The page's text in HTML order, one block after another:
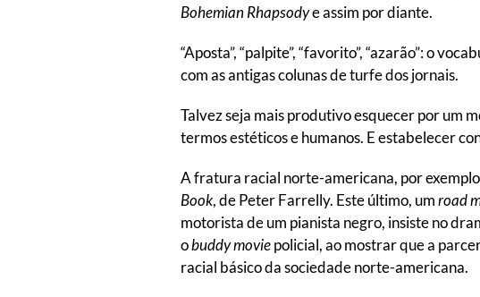
Bohemian Rhapsodye assim por diante.
“Aposta”, “palpite”, “favorito”, “azarão”: o
com as antigas colunas de turfe dos jornais.
Talvez seja mais produtivo esquecer por um
termos estéticos e humanos. E estabelecer
A fratura racial norte-americana, por
Book, de Peter Farrelly. Este último, umroad
motorista de um pianista negro, insiste no
obuddy moviepolicial, ao mostrar que a
racial básico da sociedade norte-americana.